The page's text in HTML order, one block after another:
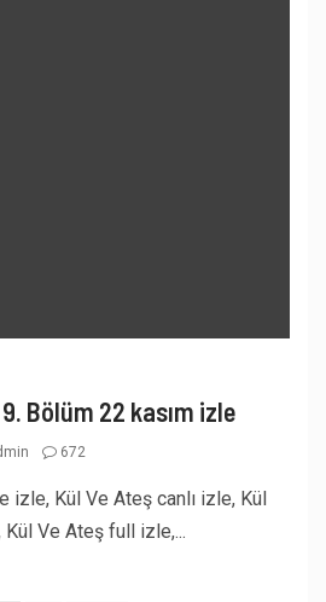
Bölüm 22 kasım izle
672
izle, Kül Ve Ateş canlı izle, Kül
Ve Ateş full izle,...